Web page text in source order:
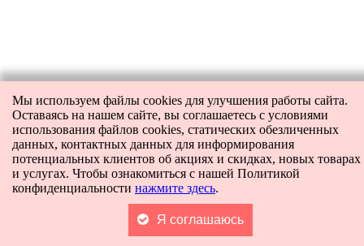
Мы используем файлы cookies для улучшения работы сайта.
Оставаясь на нашем сайте, вы соглашаетесь с условиями
использования файлов cookies, статических обезличенных
данных, контактных данных для информирования
потенциальных клиентов об акциях и скидках, новых товарах
и услугах. Чтобы ознакомиться с нашей Политикой
конфиденциальности нажмите здесь.
Я соглашаюсь